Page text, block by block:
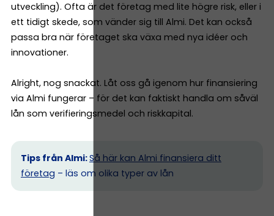
utveckling). Ofta är det företag med lite högre risk, eller i
ett tidigt skede, som vänder sig till Almi. Det kan också
passa bra när företaget ska växa med nya idéer och
innovationer.
Alright, nog snackat. Låt oss gå igenom hur finansiering
via Almi fungerar – för det kan faktiskt handla om såväl
lån som verifieringsmedel och riskkapital.
Tips från Almi:Så här kan Almi finansiera ditt
företag – läs om olika typer av lån